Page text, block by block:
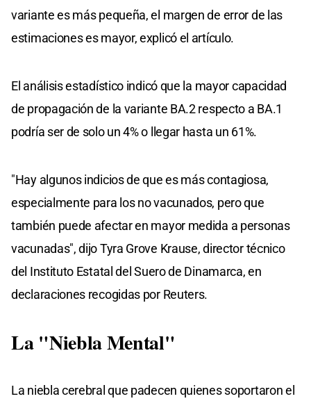
variante es más pequeña, el margen de error de las
estimaciones es mayor, explicó el artículo.
El análisis estadístico indicó que la mayor capacidad
de propagación de la variante BA.2 respecto a BA.1
podría ser de solo un 4% o llegar hasta un 61%.
"Hay algunos indicios de que es más contagiosa,
especialmente para los no vacunados, pero que
también puede afectar en mayor medida a personas
vacunadas", dijo Tyra Grove Krause, director técnico
del Instituto Estatal del Suero de Dinamarca, en
declaraciones recogidas por Reuters.
La "niebla Mental"
La niebla cerebral que padecen quienes soportaron el